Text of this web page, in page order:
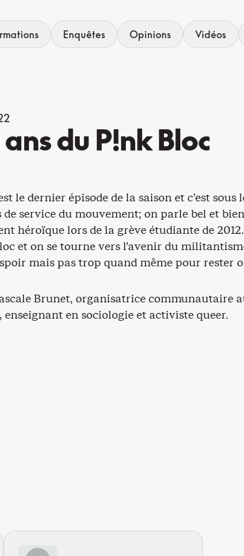
Enquêtes Opinions Vidéos
ans du P!nk Bloc
le dernier épisode de la saison et c’est
de service du mouvement; on parle bel et
héroïque lors de la grève étudiante de
et on se tourne vers l’avenir du
mais pas trop quand même pour rester
Brunet, organisatrice communautaire
en sociologie et activiste queer.